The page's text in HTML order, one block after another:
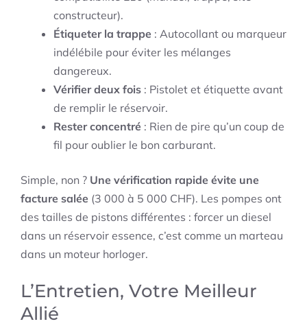
constructeur).
Étiqueter la trappe : Autocollant ou marqueur
indélébile pour éviter les mélanges
dangereux.
Vérifier deux fois : Pistolet et étiquette avant
de remplir le réservoir.
Rester concentré : Rien de pire qu’un coup de
fil pour oublier le bon carburant.
Simple, non ? Une vérification rapide évite une
facture salée (3 000 à 5 000 CHF). Les pompes ont
des tailles de pistons différentes : forcer un diesel
dans un réservoir essence, c’est comme un marteau
dans un moteur horloger.
L’Entretien, Votre Meilleur
Allié